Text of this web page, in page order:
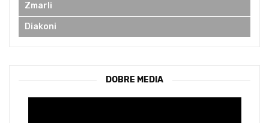
Zmarli
Diakoni
DOBRE MEDIA